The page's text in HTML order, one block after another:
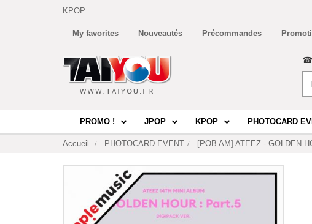
KPOP
My favorites Nouveautés Précommandes
☎
PROMO ! JPOP KPOP PHOTOCARD
Accueil PHOTOCARD EVENT [POB AM] ATEEZ - GOLDEN